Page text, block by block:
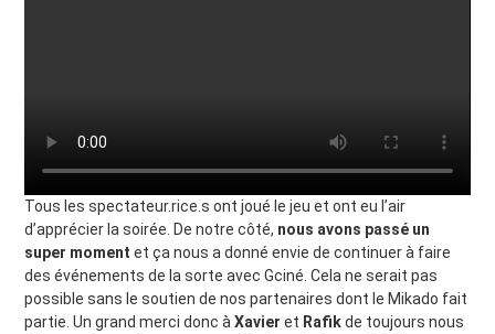
Tous les spectateur.rice.s ont joué le jeu et ont eu l’air
d’apprécier la soirée. De notre côté, nous avons passé un
super moment et ça nous a donné envie de continuer à faire
des événements de la sorte avec Gciné. Cela ne serait pas
possible sans le soutien de nos partenaires dont le Mikado fait
partie. Un grand merci donc àXavier et Rafikde toujours nous